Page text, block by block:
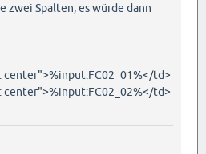
zwei Spalten, es würde dann
td>
td>